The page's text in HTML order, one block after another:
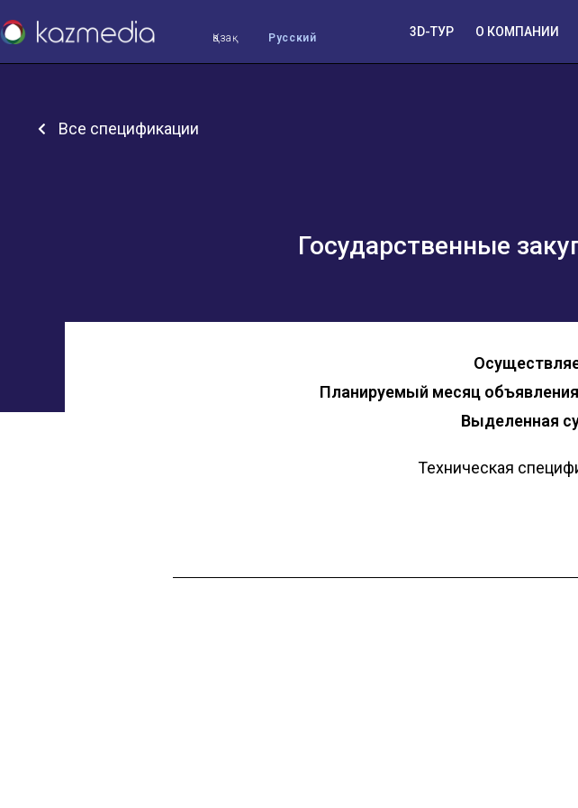
Қазақ Русский 3D-ТУР О КОМПАНИИ
Все спецификации
Государственные
Планируемый месяц объявления
Выделенная
Техническая